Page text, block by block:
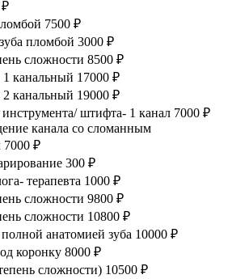
₽
7500 ₽
пломбой 3000 ₽
сложности 8500 ₽
1 канальный 17000 ₽
2 канальный 19000 ₽
штифта- 1 канал 7000 ₽
канала со сломанным
7000 ₽
300 ₽
терапевта 1000 ₽
сложности 9800 ₽
сложности 10800 ₽
анатомией зуба 10000 ₽
коронку 8000 ₽
сложности) 10500 ₽